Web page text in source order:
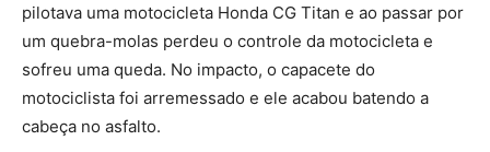
pilotava uma motocicleta Honda CG Titan e ao passar por
um quebra-molas perdeu o controle da motocicleta e
sofreu uma queda. No impacto, o capacete do
motociclista foi arremessado e ele acabou batendo a
cabeça no asfalto.